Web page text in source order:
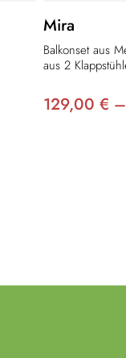
Mira
Balkonset aus
aus 2
129,00 € –